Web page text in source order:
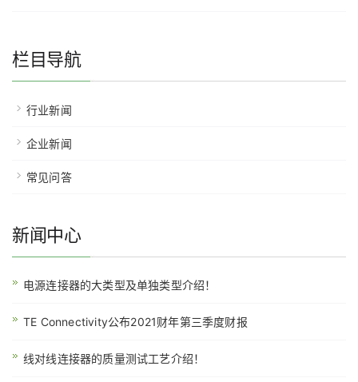
栏目导航
行业新闻
企业新闻
常见问答
新闻中心
电源连接器的大类型及单独类型介绍！
TE Connectivity公布2021财年第三季度财报
线对线连接器的质量测试工艺介绍！